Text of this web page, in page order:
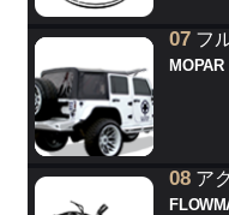
07 フ
MOPAR
08 ア